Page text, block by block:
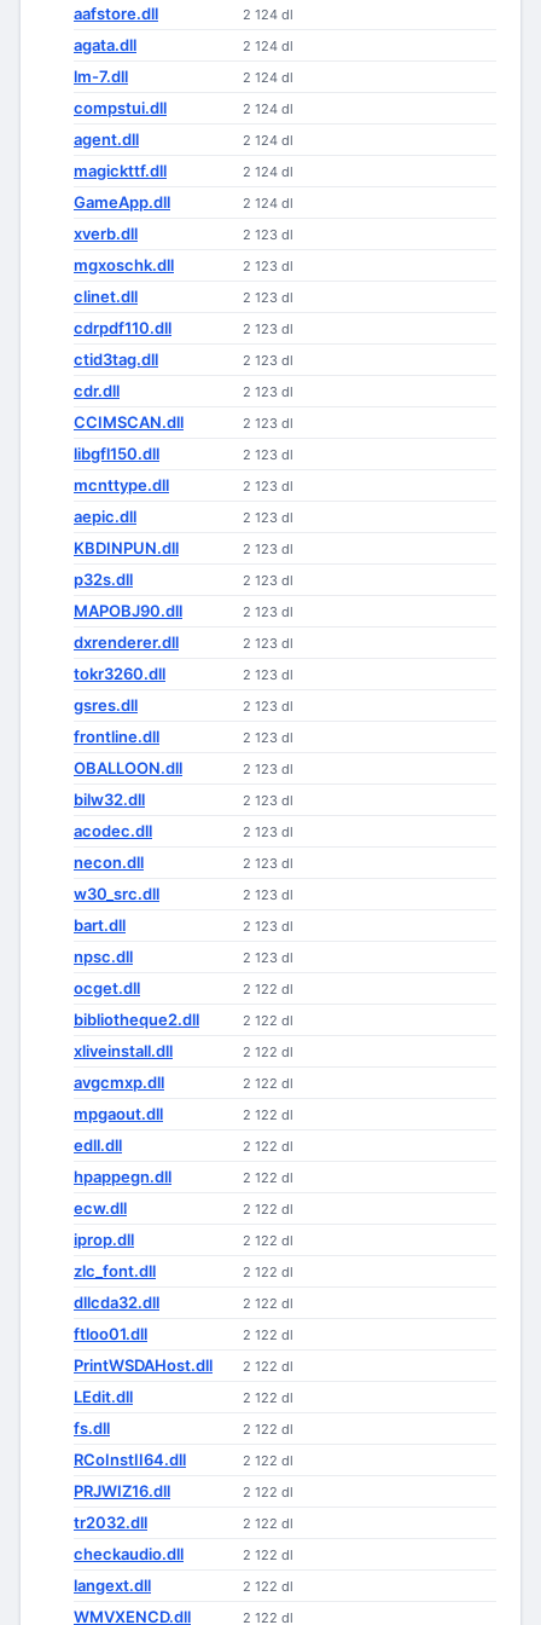
aafstore.dll 2 124 dl
agata.dll 2 124 dl
lm-7.dll 2 124 dl
compstui.dll 2 124 dl
agent.dll 2 124 dl
magickttf.dll 2 124 dl
GameApp.dll 2 124 dl
xverb.dll 2 123 dl
mgxoschk.dll 2 123 dl
clinet.dll 2 123 dl
cdrpdf110.dll 2 123 dl
ctid3tag.dll 2 123 dl
cdr.dll 2 123 dl
CCIMSCAN.dll 2 123 dl
libgfl150.dll 2 123 dl
mcnttype.dll 2 123 dl
aepic.dll 2 123 dl
KBDINPUN.dll 2 123 dl
p32s.dll 2 123 dl
MAPOBJ90.dll 2 123 dl
dxrenderer.dll 2 123 dl
tokr3260.dll 2 123 dl
gsres.dll 2 123 dl
frontline.dll 2 123 dl
OBALLOON.dll 2 123 dl
bilw32.dll 2 123 dl
acodec.dll 2 123 dl
necon.dll 2 123 dl
w30_src.dll 2 123 dl
bart.dll 2 123 dl
npsc.dll 2 123 dl
ocget.dll 2 122 dl
bibliotheque2.dll 2 122 dl
xliveinstall.dll 2 122 dl
avgcmxp.dll 2 122 dl
mpgaout.dll 2 122 dl
edll.dll 2 122 dl
hpappegn.dll 2 122 dl
ecw.dll 2 122 dl
iprop.dll 2 122 dl
zlc_font.dll 2 122 dl
dllcda32.dll 2 122 dl
ftloo01.dll 2 122 dl
PrintWSDAHost.dll 2 122 dl
LEdit.dll 2 122 dl
fs.dll 2 122 dl
RCoInstII64.dll 2 122 dl
PRJWIZ16.dll 2 122 dl
tr2032.dll 2 122 dl
checkaudio.dll 2 122 dl
langext.dll 2 122 dl
WMVXENCD.dll 2 122 dl